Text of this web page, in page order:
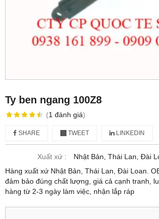
Ty ben ngang 100Z8
(1 đánh giá)
SHARE TWEET LINKEDIN
Xuất xứ :
Nhật Bản, Thái Lan, Đài
Hàng xuất xứ Nhật Bản, Thái Lan, Đài Loan.
đảm bảo đúng chất lượng, giá cả cạnh tranh,
hàng từ 2-3 ngày làm việc, nhận lắp ráp